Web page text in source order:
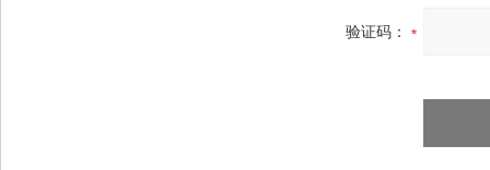
验证码：